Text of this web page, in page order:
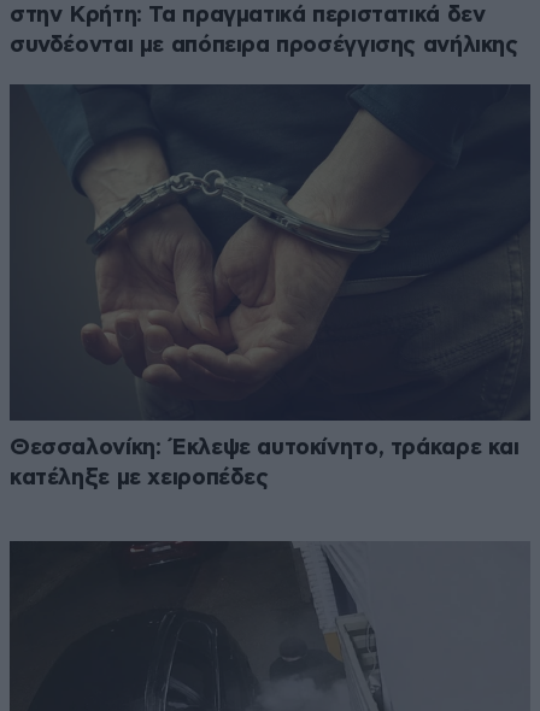
στην Κρήτη: Τα πραγματικά περιστατικά δεν
συνδέονται με απόπειρα προσέγγισης ανήλικης
Θεσσαλονίκη: Έκλεψε αυτοκίνητο, τράκαρε και
κατέληξε με χειροπέδες